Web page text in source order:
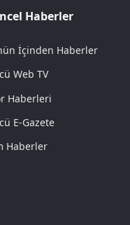
Haberler
İçinden Haberler
Web TV
Haberleri
E-Gazete
Haberler